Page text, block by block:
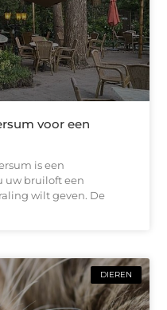
voor een
is een
uw bruiloft een
wilt geven. De
DIEREN